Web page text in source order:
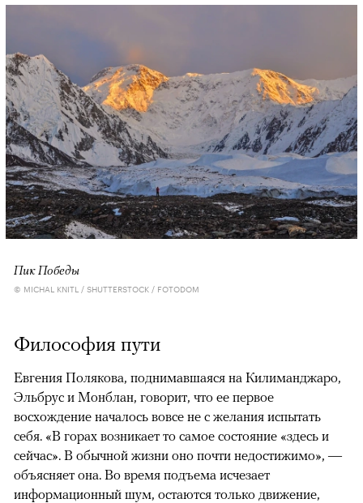
Пик Победы
© MICHAL KNITL / SHUTTERSTOCK / FOTODOM
Философия пути
Евгения Полякова, поднимавшаяся на Килиманджаро,
Эльбрус и Монблан, говорит, что ее первое
восхождение началось вовсе не с желания испытать
себя. «В горах возникает то самое состояние «здесь и
сейчас». В обычной жизни оно почти недостижимо», —
объясняет она. Во время подъема исчезает
информационный шум, остаются только движение,